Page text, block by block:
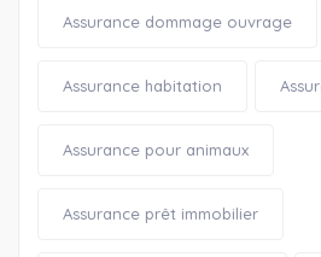
Assurance dommage ouvrage
Assurance habitation
Assurance pour animaux
Assurance prêt immobilier